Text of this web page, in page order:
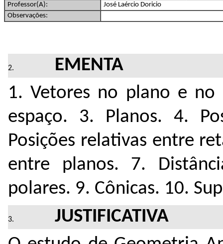
Professor(A):
José Laércio Doricio
Observações:
EMENTA
1. Vetores no plano e no
espaço. 3. Planos. 4.
Posições relativas entre
entre planos. 7.
polares. 9. Cônicas. 10.
JUSTIFICATIVA